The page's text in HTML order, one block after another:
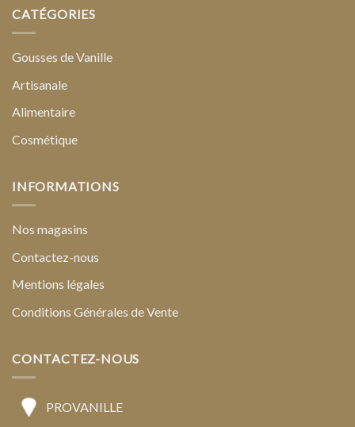
CATÉGORIES
Gousses de Vanille
Artisanale
Alimentaire
Cosmétique
INFORMATIONS
Nos magasins
Contactez-nous
Mentions légales
Conditions Générales de Vente
CONTACTEZ-NOUS
PROVANILLE